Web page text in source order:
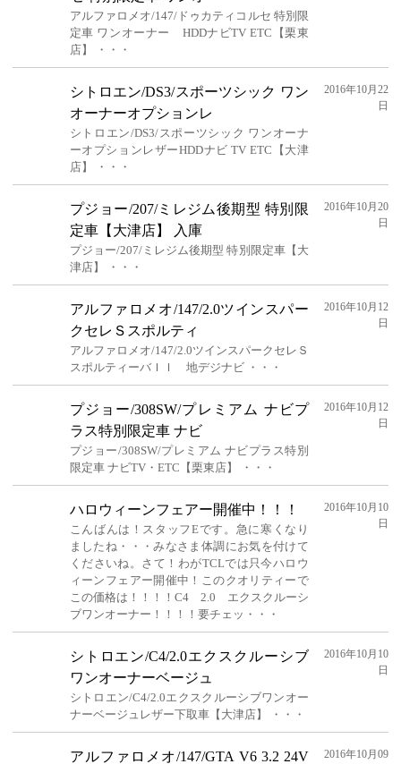
アルファロメオ/147/ドゥカティコルセ 特別限
定車 ワンオーナー HDDナビTV ETC【栗東
店】 ・・・
シトロエン/DS3/スポーツシック ワン
オーナーオプションレ
シトロエン/DS3/スポーツシック ワンオーナ
ーオプションレザーHDDナビ TV ETC【大津
店】 ・・・
2016年10月22
日
プジョー/207/ミレジム後期型 特別限
定車【大津店】 入庫
プジョー/207/ミレジム後期型 特別限定車【大
津店】 ・・・
2016年10月20
日
アルファロメオ/147/2.0ツインスパー
クセレＳスポルティ
アルファロメオ/147/2.0ツインスパークセレＳ
スポルティーバＩＩ 地デジナビ ・・・
2016年10月12
日
プジョー/308SW/プレミアム ナビプ
ラス特別限定車 ナビ
プジョー/308SW/プレミアム ナビプラス特別
限定車 ナビTV・ETC【栗東店】 ・・・
2016年10月12
日
ハロウィーンフェアー開催中！！！
こんばんは！スタッフEです。急に寒くなり
ましたね・・・みなさま体調にお気を付けて
くださいね。さて！わがTCLでは只今ハロウ
ィーンフェアー開催中！このクオリティーで
この価格は！！！！C4 2.0 エクスクルーシ
ブワンオーナー！！！！要チェッ・・・
2016年10月10
日
シトロエン/C4/2.0エクスクルーシブ
ワンオーナーベージュ
シトロエン/C4/2.0エクスクルーシブワンオー
ナーベージュレザー下取車【大津店】 ・・・
2016年10月10
日
アルファロメオ/147/GTA V6 3.2 24V 2016年10月09